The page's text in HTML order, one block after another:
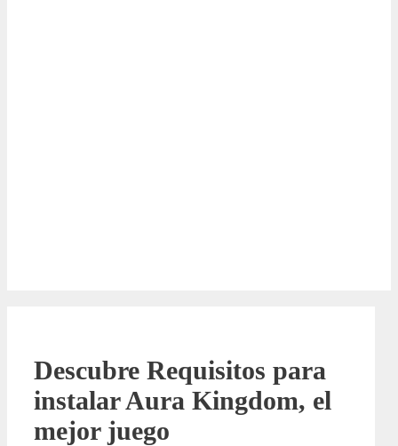
Descubre Requisitos para
instalar Aura Kingdom, el
mejor juego